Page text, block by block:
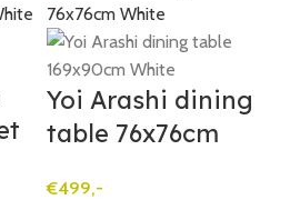
Yoi Arashi dining
table 76x76cm
€499,-